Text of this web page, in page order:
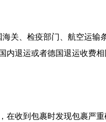
关、检疫部门、航空运
内退运或者德国退运收费
在收到包裹时发现包裹严